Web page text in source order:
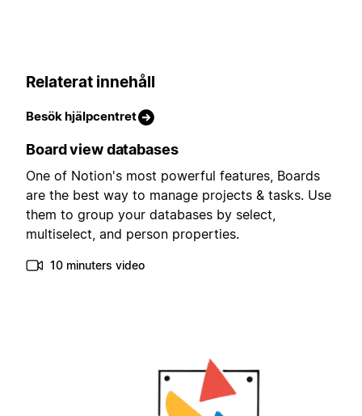
Relaterat innehåll
Besök hjälpcentret
Board view databases
One of Notion's most powerful features, Boards
are the best way to manage projects & tasks. Use
them to group your databases by select,
multiselect, and person properties.
10 minuters video